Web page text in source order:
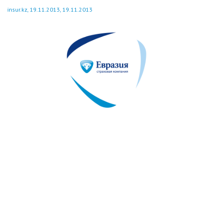
insur.kz, 19.11.2013, 19.11.2013